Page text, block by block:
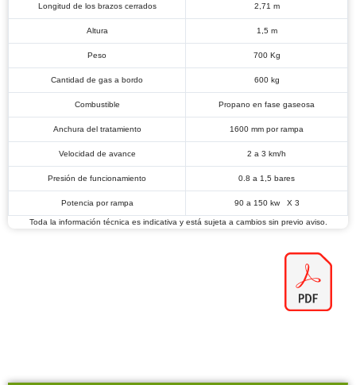
Longitud de los brazos cerrados 2,71 m
Altura 1,5 m
Peso 700 Kg
Cantidad de gas a bordo 600 kg
Combustible Propano en fase gaseosa
Anchura del tratamiento 1600 mm por rampa
Velocidad de avance 2 a 3 km/h
Presión de funcionamiento 0.8 a 1,5 bares
Potencia por rampa 90 a 150 kw X 3
Toda la información técnica es indicativa y está sujeta a cambios sin previo aviso.